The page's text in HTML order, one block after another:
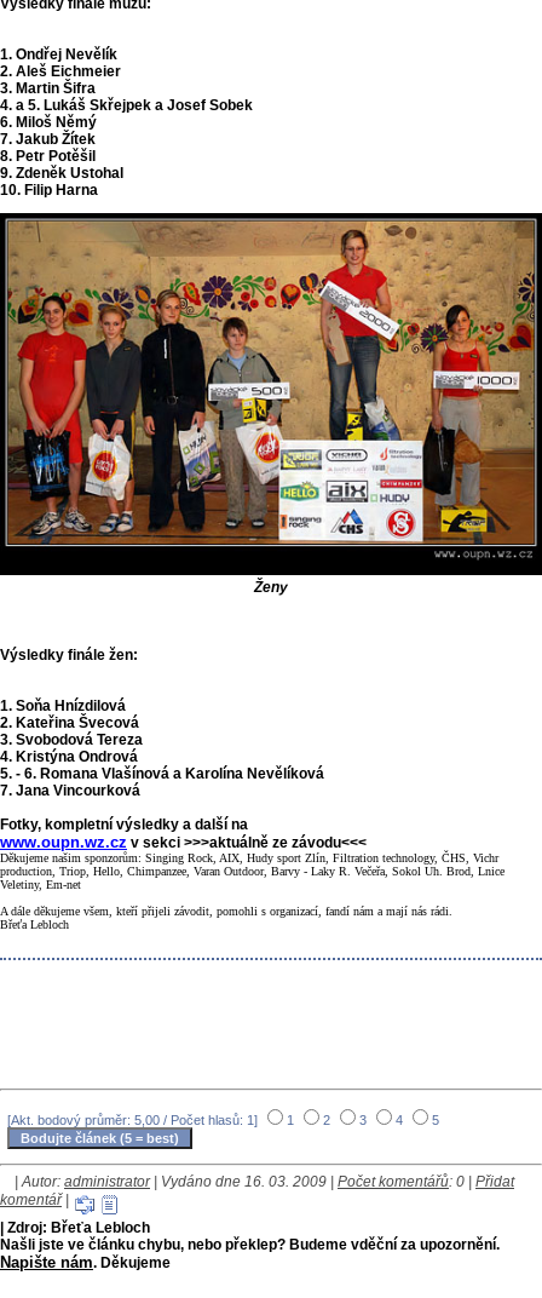
1. Ondřej Nevělík
2. Aleš Eichmeier
3. Martin Šifra
4. a 5. Lukáš Skřejpek a Josef Sobek
6. Miloš Němý
7. Jakub Žítek
8. Petr Potěšil
9. Zdeněk Ustohal
10. Filip Harna
Ženy
Výsledky finále žen:
1. Soňa Hnízdilová
2. Kateřina Švecová
3. Svobodová Tereza
4. Kristýna Ondrová
5. - 6. Romana Vlašínová a Karolína Nevělíková
7. Jana Vincourková
Fotky, kompletní výsledky a další na
www.oupn.wz.cz v sekci >>>aktuálně ze závodu<<<
Děkujeme našim sponzorům: Singing Rock, AIX, Hudy sport Zlín, Filtration technology, ČHS, Vichr
production, Triop, Hello, Chimpanzee, Varan Outdoor, Barvy - Laky R. Večeřa, Sokol Uh. Brod, Lnice
Veletiny, Em-net
A dále děkujeme všem, kteří přijeli závodit, pomohli s organizací, fandí nám a mají nás rádi.
Břeťa Lebloch
[Akt. bodový průměr: 5,00 / Počet hlasů: 1] 1 2 3 4 5
| Autor: administrator| Vydáno dne 16. 03. 2009 | Počet komentářů: 0 | Přidat
komentář|
| Zdroj: Břeťa Lebloch
Našli jste ve článku chybu, nebo překlep? Budeme vděční za upozornění.
Napište nám. Děkujeme